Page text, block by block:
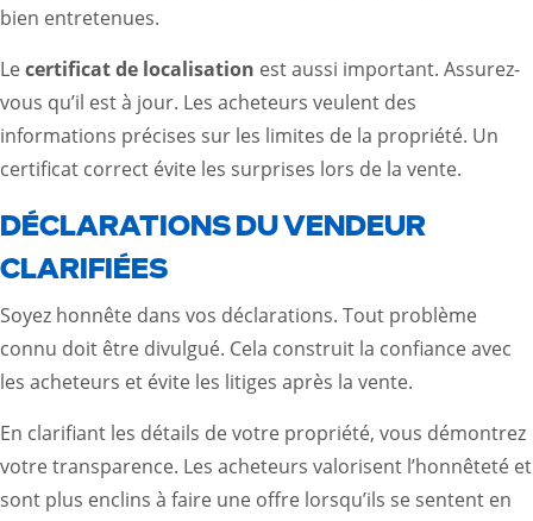
bien entretenues.
Lecertificat de localisation est aussi important. Assurez-
vous qu’il est à jour. Les acheteurs veulent des
informations précises sur les limites de la propriété. Un
certificat correct évite les surprises lors de la vente.
DÉCLARATIONS DU VENDEUR
CLARIFIÉES
Soyez honnête dans vos déclarations. Tout problème
connu doit être divulgué. Cela construit la confiance avec
les acheteurs et évite les litiges après la vente.
En clarifiant les détails de votre propriété, vous démontrez
votre transparence. Les acheteurs valorisent l’honnêteté et
sont plus enclins à faire une offre lorsqu’ils se sentent en